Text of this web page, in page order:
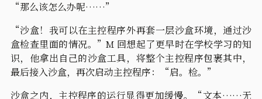
“那么该怎么办呢……”
“沙盒！我可以在主控程序外再套一层沙盒环境，通过沙
盒检查里面的情况。”M 回想起了更早时在学校学习的知
识，他拿出自己的沙盒工具，将整个主控程序包裹其中，
最后接入沙盒，再次启动主控程序：“启。检。”
沙盒之内，主控程序的运行显得更加缓慢。“文本……无